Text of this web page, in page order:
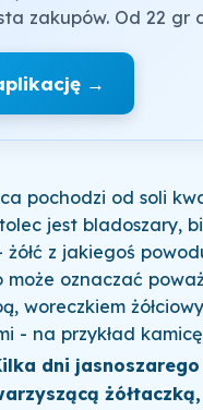
zakupów. Od 22 gr
→
pochodzi od soli
jest bladoszary,
z jakiegoś
może oznaczać
woreczkiem
- na przykład
dni